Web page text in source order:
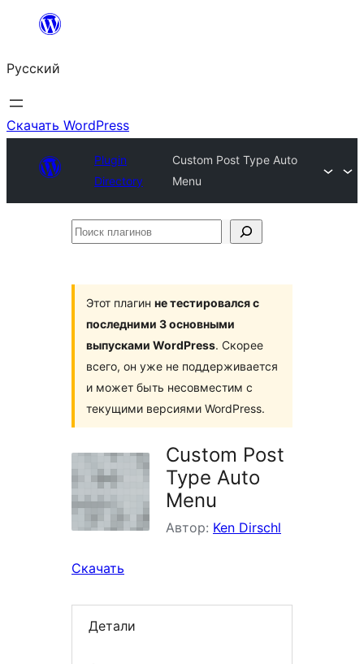
Перейти
содержимому
Русский
Скачать WordPress
Plugin
Directory
Custom Post Type Auto
Menu
Поиск
Этот плагин не тестировался с
последними 3 основными
выпусками WordPress. Скорее
всего, он уже не поддерживается
и может быть несовместим с
текущими версиями WordPress.
Custom Post
Type Auto
Menu
Автор: Ken Dirschl
Скачать
Детали